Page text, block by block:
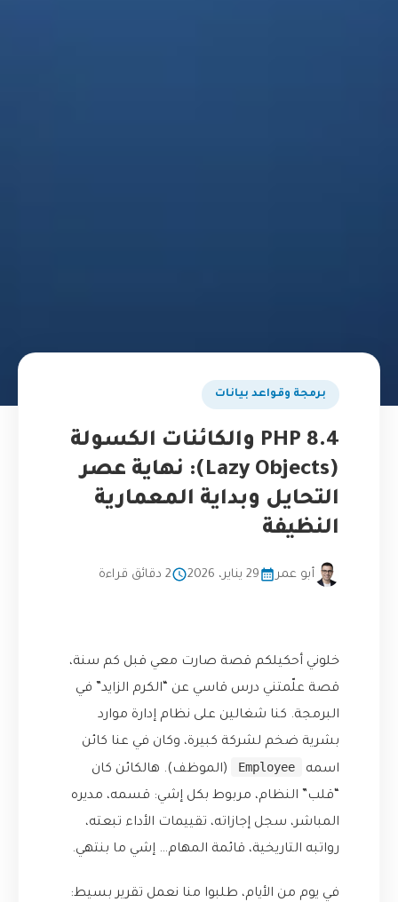
برمجة وقواعد بيانات
PHP 8.4 والكائنات الكسولة
(Lazy Objects): نهاية عصر
التحايل وبداية المعمارية
النظيفة
أبو عمر 29 يناير، 2026 2 دقائق قراءة
خلوني أحكيلكم قصة صارت معي قبل كم سنة،
قصة علّمتني درس قاسي عن “الكرم الزايد” في
البرمجة. كنا شغالين على نظام إدارة موارد
بشرية ضخم لشركة كبيرة، وكان في عنا كائن
اسمه
Employee
(الموظف). هالكائن كان
“قلب” النظام، مربوط بكل إشي: قسمه، مديره
المباشر، سجل إجازاته، تقييمات الأداء تبعته،
رواتبه التاريخية، قائمة المهام… إشي ما بنتهي.
في يوم من الأيام، طلبوا منا نعمل تقرير بسيط: